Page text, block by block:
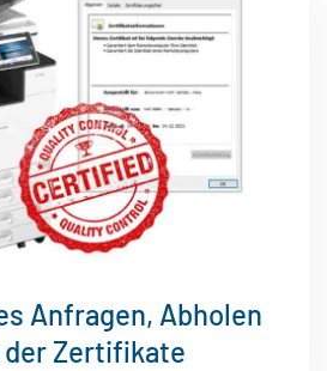
Anfragen, Abholen
Zertifikate